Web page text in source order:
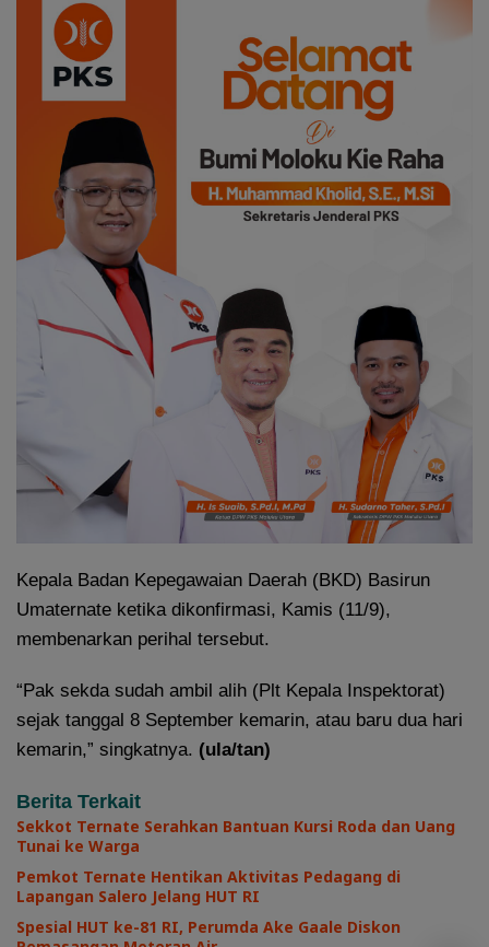
Kepala Badan Kepegawaian Daerah (BKD) Basirun
Umaternate ketika dikonfirmasi, Kamis (11/9),
membenarkan perihal tersebut.
“Pak sekda sudah ambil alih (Plt Kepala Inspektorat)
sejak tanggal 8 September kemarin, atau baru dua hari
kemarin,” singkatnya. (ula/tan)
Berita Terkait
Sekkot Ternate Serahkan Bantuan Kursi Roda dan Uang
Tunai ke Warga
Pemkot Ternate Hentikan Aktivitas Pedagang di
Lapangan Salero Jelang HUT RI
Spesial HUT ke-81 RI, Perumda Ake Gaale Diskon